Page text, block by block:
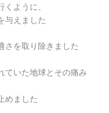
ように、
与えました
さを取り除きました
ていた地球とその痛み
めました